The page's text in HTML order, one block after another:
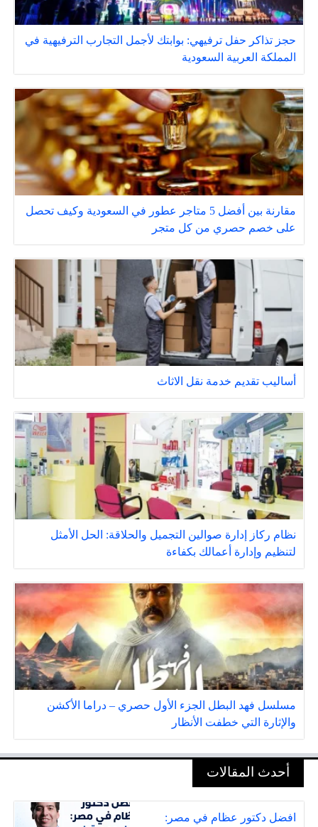
حجز تذاكر حفل ترفيهي: بوابتك لأجمل التجارب الترفيهية في
المملكة العربية السعودية
مقارنة بين أفضل 5 متاجر عطور في السعودية وكيف تحصل
على خصم حصري من كل متجر
أساليب تقديم خدمة نقل الاثاث
نظام ركاز إدارة صوالين التجميل والحلاقة: الحل الأمثل
لتنظيم وإدارة أعمالك بكفاءة
مسلسل فهد البطل الجزء الأول حصري – دراما الأكشن
والإثارة التي خطفت الأنظار
أحدث المقالات
افضل دكتور عظام في مصر: